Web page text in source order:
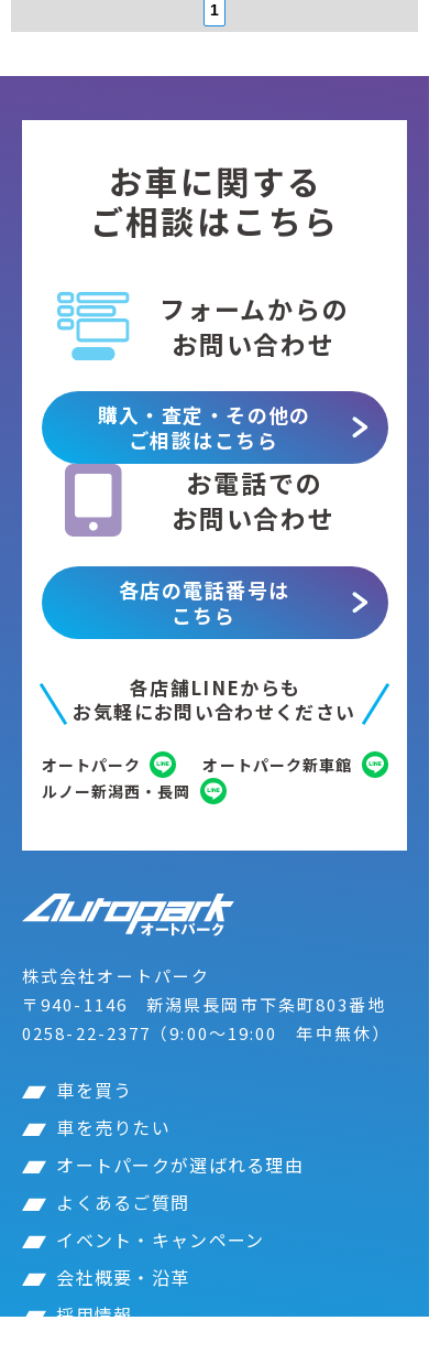
1
お車に関する
ご相談はこちら
フォームからの
お問い合わせ
購入・査定・その他の
ご相談はこちら
お電話での
お問い合わせ
各店の電話番号は
こちら
各店舗LINEからも
お気軽にお問い合わせください
オートパーク
オートパーク新車館
ルノー新潟西・長岡
株式会社オートパーク
〒940-1146 新潟県長岡市下条町803番地
0258-22-2377 （9:00～19:00 年中無休）
車を買う
車を売りたい
オートパークが選ばれる理由
よくあるご質問
イベント・キャンペーン
会社概要・沿革
採用情報